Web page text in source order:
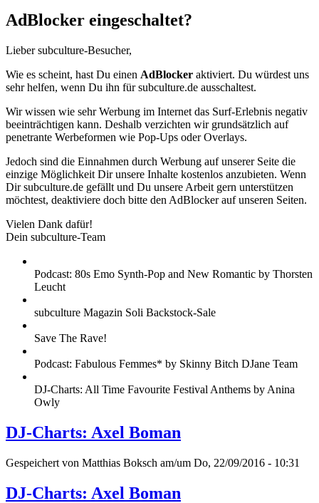
AdBlocker eingeschaltet?
Lieber subculture-Besucher,
Wie es scheint, hast Du einen AdBlocker aktiviert. Du würdest uns
sehr helfen, wenn Du ihn für subculture.de ausschaltest.
Wir wissen wie sehr Werbung im Internet das Surf-Erlebnis negativ
beeinträchtigen kann. Deshalb verzichten wir grundsätzlich auf
penetrante Werbeformen wie Pop-Ups oder Overlays.
Jedoch sind die Einnahmen durch Werbung auf unserer Seite die
einzige Möglichkeit Dir unsere Inhalte kostenlos anzubieten. Wenn
Dir subculture.de gefällt und Du unsere Arbeit gern unterstützen
möchtest, deaktiviere doch bitte den AdBlocker auf unseren Seiten.
Vielen Dank dafür!
Dein subculture-Team
Podcast: 80s Emo Synth-Pop and New Romantic by Thorsten
Leucht
subculture Magazin Soli Backstock-Sale
Save The Rave!
Podcast: Fabulous Femmes* by Skinny Bitch DJane Team
DJ-Charts: All Time Favourite Festival Anthems by Anina
Owly
DJ-Charts: Axel Boman
Gespeichert von Matthias Boksch am/um Do, 22/09/2016 - 10:31
DJ-Charts: Axel Boman